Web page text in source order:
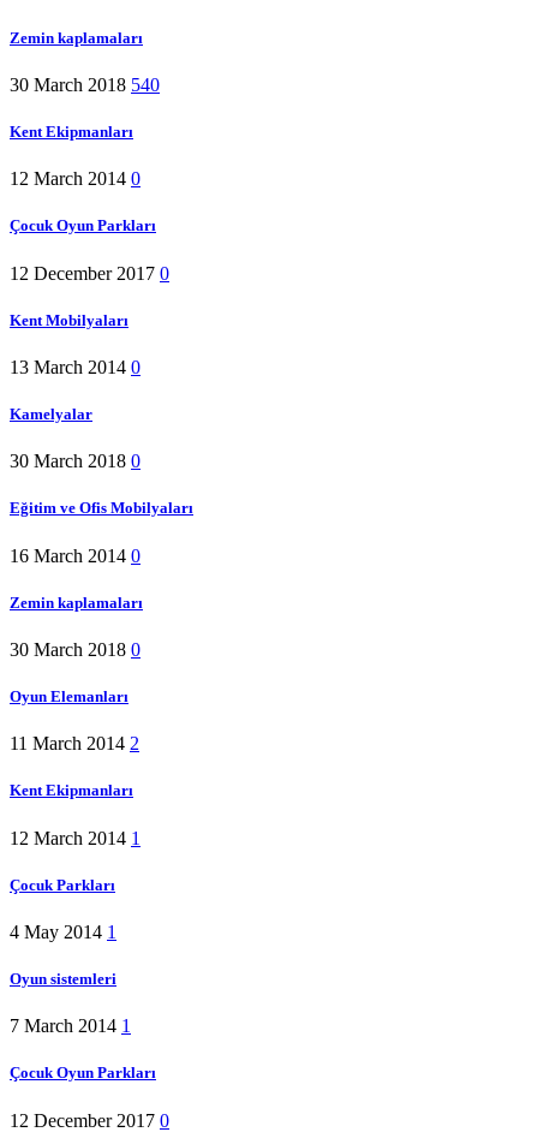
Zemin kaplamaları
30 March 2018 540
Kent Ekipmanları
12 March 2014 0
Çocuk Oyun Parkları
12 December 2017 0
Kent Mobilyaları
13 March 2014 0
Kamelyalar
30 March 2018 0
Eğitim ve Ofis Mobilyaları
16 March 2014 0
Zemin kaplamaları
30 March 2018 0
Oyun Elemanları
11 March 2014 2
Kent Ekipmanları
12 March 2014 1
Çocuk Parkları
4 May 2014 1
Oyun sistemleri
7 March 2014 1
Çocuk Oyun Parkları
12 December 2017 0